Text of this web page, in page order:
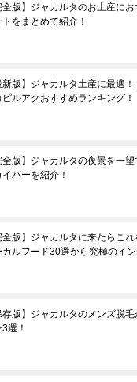
全版】ジャカルタのお土産に
トをまとめて紹介！
新版】ジャカルタ土産に最適
ピルアクおすすめランキング！
全版】ジャカルタの夜景を一
イバーを紹介！
全版】ジャカルタに来たらこ
カルフード30選から究極のイ
存版】ジャカルタのメンズ脱
選！